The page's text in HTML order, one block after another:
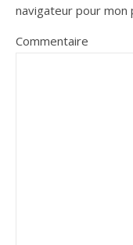
navigateur pour mon
Commentaire